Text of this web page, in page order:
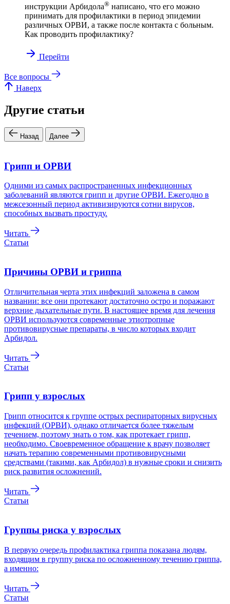
инструкции Арбидола® написано, что его можно
принимать для профилактики в период эпидемии
различных ОРВИ, а также после контакта с больным.
Как проводить профилактику?
Перейти
Все вопросы
Наверх
Другие статьи
Назад Далее
Грипп и ОРВИ
Одними из самых распространенных инфекционных
заболеваний являются грипп и другие ОРВИ. Ежегодно в
межсезонный период активизируются сотни вирусов,
способных вызвать простуду.
Читать
Статьи
Причины ОРВИ и гриппа
Отличительная черта этих инфекций заложена в самом
названии: все они протекают достаточно остро и поражают
верхние дыхательные пути. В настоящее время для лечения
ОРВИ используются современные этиотропные
противовирусные препараты, в число которых входит
Арбидол.
Читать
Статьи
Грипп у взрослых
Грипп относится к группе острых респираторных вирусных
инфекций (ОРВИ), однако отличается более тяжелым
течением, поэтому знать о том, как протекает грипп,
необходимо. Своевременное обращение к врачу позволяет
начать терапию современными противовирусными
средствами (такими, как Арбидол) в нужные сроки и снизить
риск развития осложнений.
Читать
Статьи
Группы риска у взрослых
В первую очередь профилактика гриппа показана людям,
входящим в группу риска по осложненному течению гриппа,
а именно:
Читать
Статьи